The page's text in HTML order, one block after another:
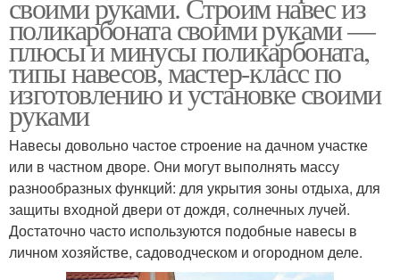
поликарбоната своими руками —
плюсы и минусы поликарбоната,
типы навесов, мастер-класс по
изготовлению и установке своими
руками
Навесы довольно частое строение на дачном участке
или в частном дворе. Они могут выполнять массу
разнообразных функций: для укрытия зоны отдыха, для
защиты входной двери от дождя, солнечных лучей.
Достаточно часто используются подобные навесы в
личном хозяйстве, садоводческом и огородном деле.